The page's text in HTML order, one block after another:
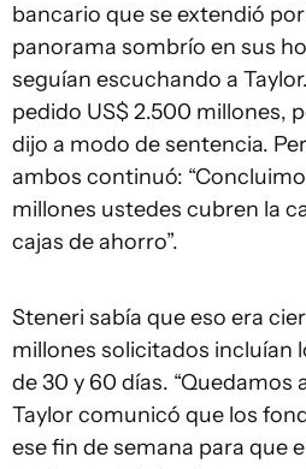
bancario que se extendió
panorama sombrío en sus
seguían escuchando a
pedido US$ 2.500 millones,
dijo a modo de sentencia.
ambos continuó:
millones ustedes cubren la
cajas de ahorro”.
Steneri sabía que eso era
millones solicitados incluían
de 30 y 60 días. “Quedamos
Taylor comunicó que los
ese fin de semana para que